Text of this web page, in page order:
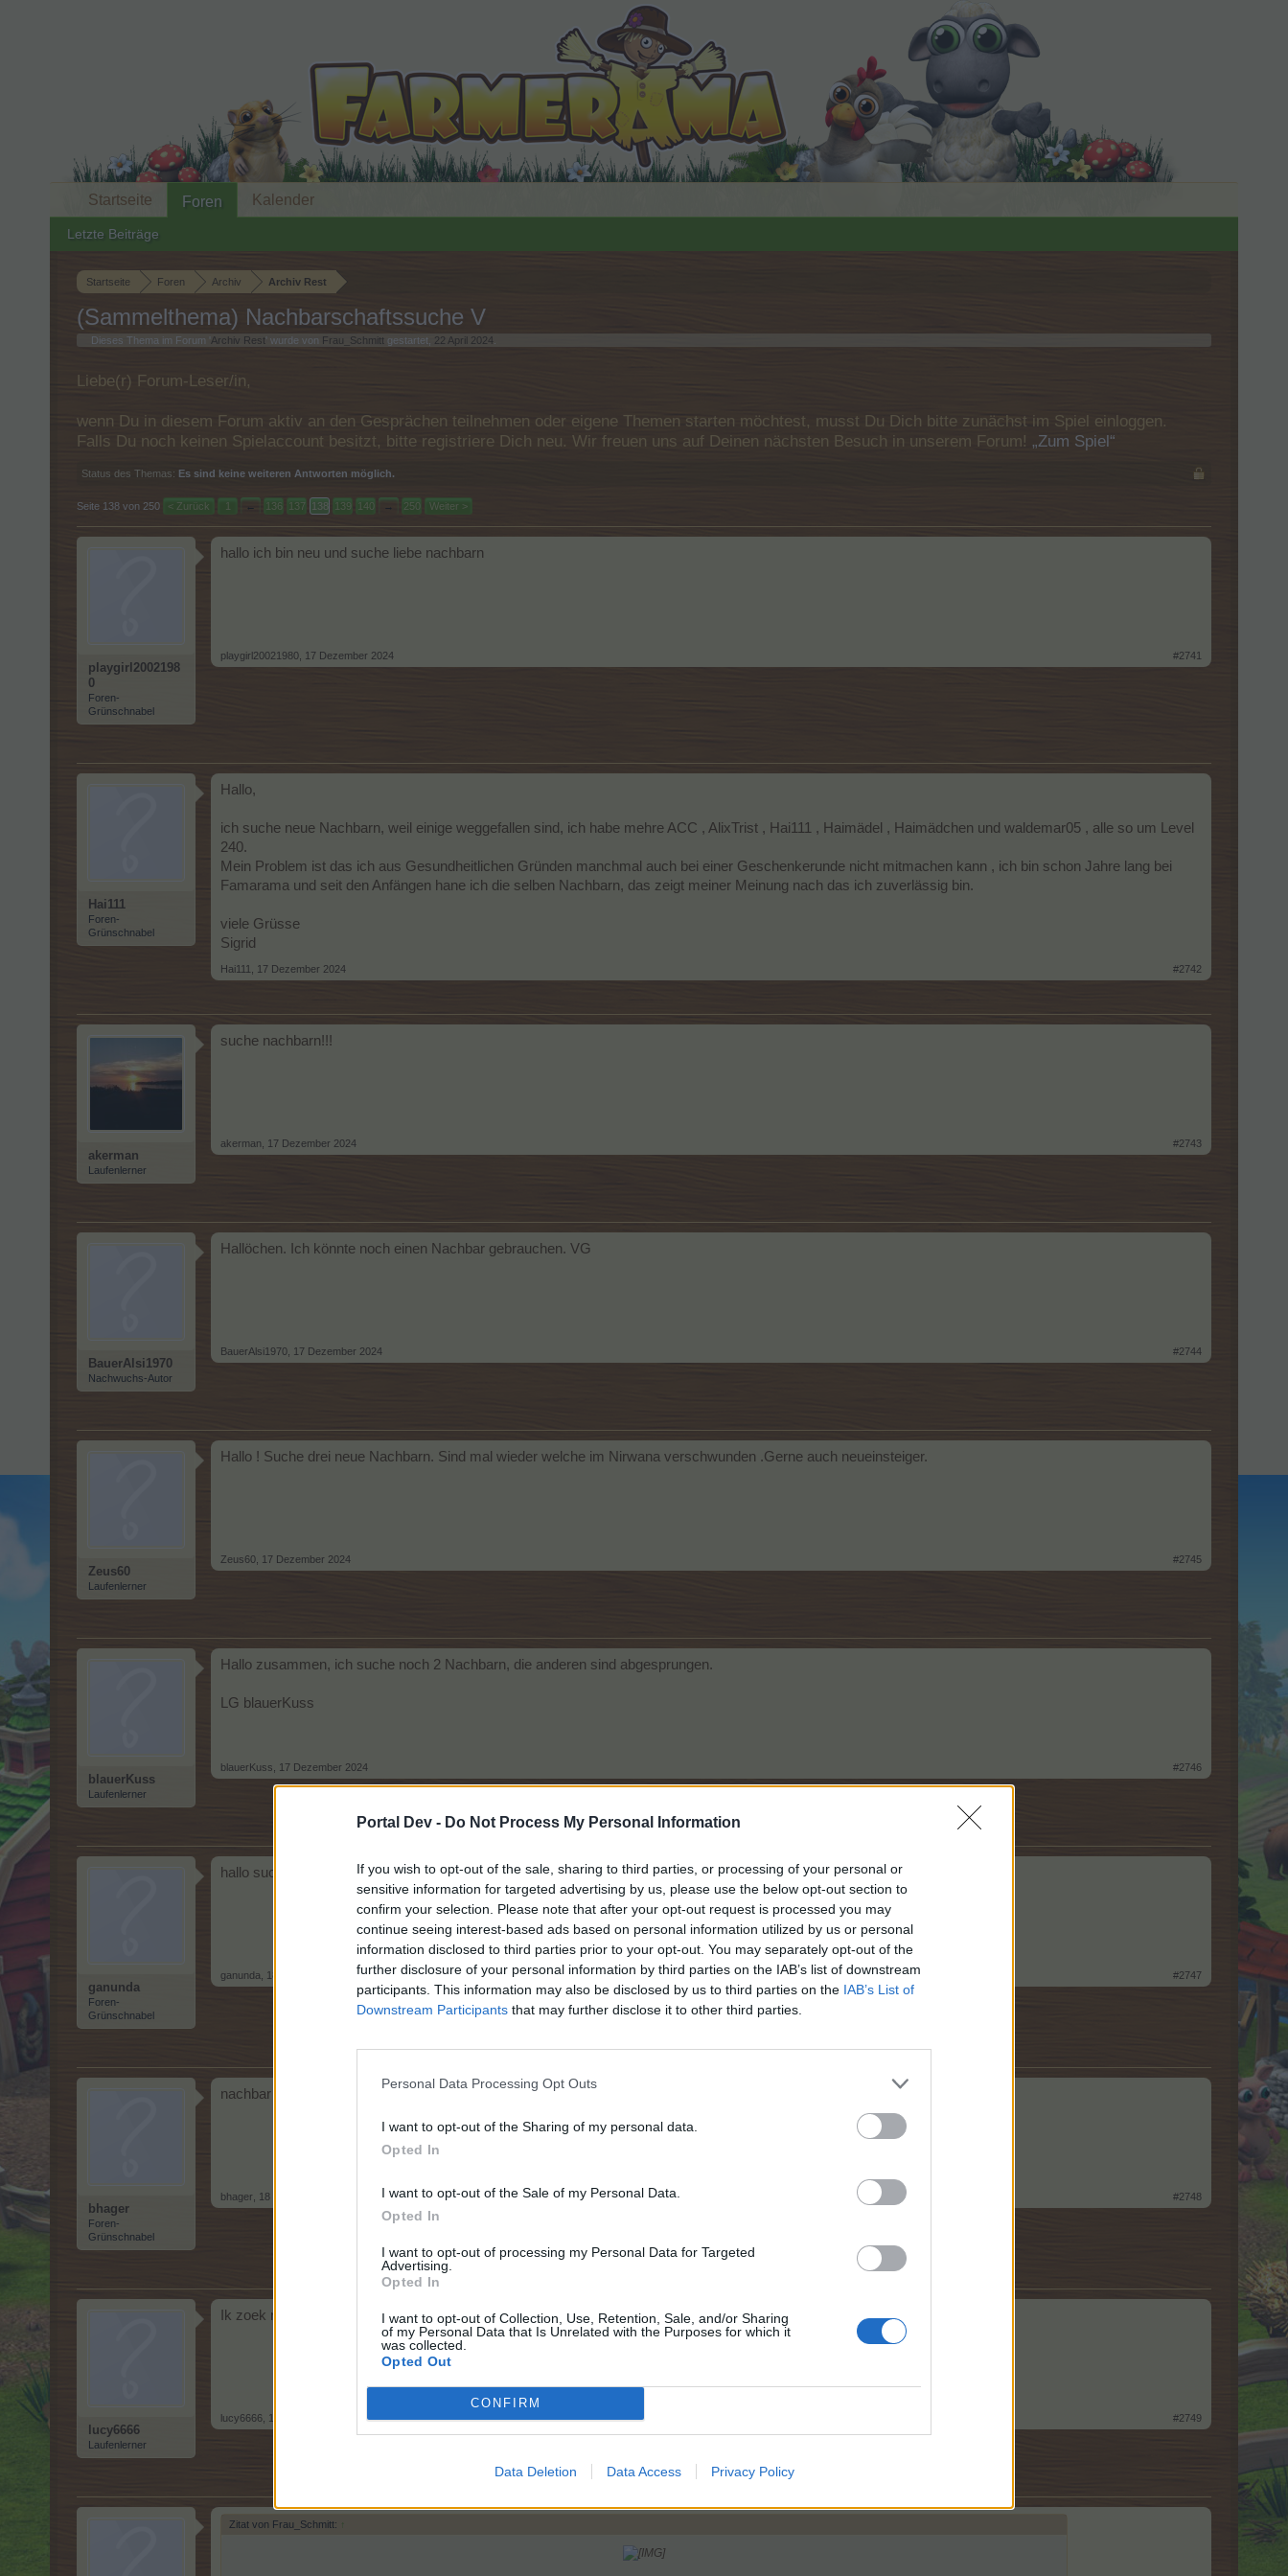
Portal Dev - Do Not Process My Personal Information
If you wish to opt-out of the sale, sharing to third parties, or processing of your personal or
sensitive information for targeted advertising by us, please use the below opt-out section to
confirm your selection. Please note that after your opt-out request is processed you may
continue seeing interest-based ads based on personal information utilized by us or personal
information disclosed to third parties prior to your opt-out. You may separately opt-out of the
further disclosure of your personal information by third parties on the IAB’s list of downstream
participants. This information may also be disclosed by us to third parties on the IAB’s List of
Downstream Participants that may further disclose it to other third parties.
Personal Data Processing Opt Outs
I want to opt-out of the Sharing of my personal data.
Opted In
I want to opt-out of the Sale of my Personal Data.
Opted In
I want to opt-out of processing my Personal Data for Targeted
Advertising.
Opted In
I want to opt-out of Collection, Use, Retention, Sale, and/or Sharing
of my Personal Data that Is Unrelated with the Purposes for which it
was collected.
Opted Out
CONFIRM
Data Deletion Data Access Privacy Policy
Startseite Foren Archiv Archiv Rest
(Sammelthema) Nachbarschaftssuche V
Dieses Thema im Forum ' Archiv Rest ' wurde von Frau_Schmitt gestartet, 22 April 2024
Liebe(r) Forum-Leser/in,
wenn Du in diesem Forum aktiv an den Gesprächen teilnehmen oder eigene Themen starten möchtest, musst Du Dich bitte zunächst im Spiel einloggen.
Falls Du noch keinen Spielaccount besitzt, bitte registriere Dich neu. Wir freuen uns auf Deinen nächsten Besuch in unserem Forum! „Zum Spiel“
Status des Themas: Es sind keine weiteren Antworten möglich.
Seite 138 von 250 < Zurück 1 ← 136 137 138 139 140 → 250 Weiter >
playgirl2002198
0
Foren-
Grünschnabel
hallo ich bin neu und suche liebe nachbarn
playgirl20021980 17 Dezember 2024 #2741
Hai111
Foren-
Grünschnabel
Hallo,
ich suche neue Nachbarn, weil einige weggefallen sind, ich habe mehre ACC , AlixTrist , Hai111 , Haimädel , Haimädchen und waldemar05 , alle so um Level
240.
Mein Problem ist das ich aus Gesundheitlichen Gründen manchmal auch bei einer Geschenkerunde nicht mitmachen kann , ich bin schon Jahre lang bei
Famarama und seit den Anfängen hane ich die selben Nachbarn, das zeigt meiner Meinung nach das ich zuverlässig bin.
viele Grüsse
Sigrid
Hai111 17 Dezember 2024 #2742
akerman
Laufenlerner
suche nachbarn!!!
akerman 17 Dezember 2024 #2743
BauerAlsi1970
Nachwuchs-Autor
Hallöchen. Ich könnte noch einen Nachbar gebrauchen. VG
BauerAlsi1970 17 Dezember 2024 #2744
Zeus60
Laufenlerner
Hallo ! Suche drei neue Nachbarn. Sind mal wieder welche im Nirwana verschwunden .Gerne auch neueinsteiger.
Zeus60 17 Dezember 2024 #2745
blauerKuss
Laufenlerner
Hallo zusammen, ich suche noch 2 Nachbarn, die anderen sind abgesprungen.
LG blauerKuss
blauerKuss 17 Dezember 2024 #2746
ganunda
Foren-
Grünschnabel
hallo suche nachbarn, lg ganunda
ganunda 18 Dezember 2024 #2747
bhager
Foren-
Grünschnabel
nachbar gesucht lg
bhager 18 Dezember 2024 #2748
lucy6666
Laufenlerner
Ik zoek nog buren voor lange tijd
lucy6666 18 Dezember 2024 #2749
Zitat von Frau_Schmitt: ↑
Startseite Foren
Letzte Beiträge
Kalender